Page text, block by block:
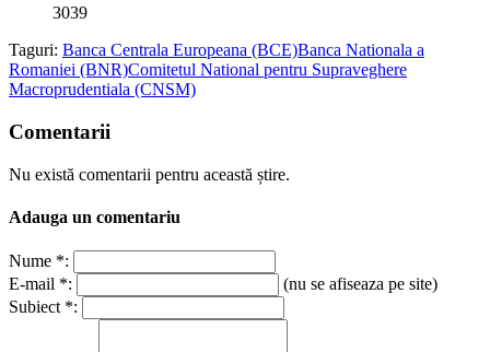
3039
Taguri: Banca Centrala Europeana (BCE)Banca Nationala a
Romaniei (BNR)Comitetul National pentru Supraveghere
Macroprudentiala (CNSM)
Comentarii
Nu există comentarii pentru această știre.
Adauga un comentariu
Nume *:
E-mail *:
(nu se afiseaza pe site)
Subiect *: